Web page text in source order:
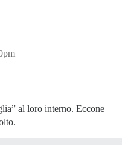
al loro interno. Eccone